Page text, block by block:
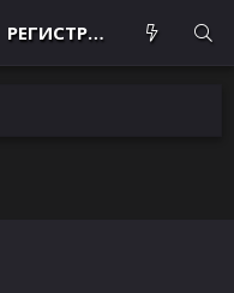
РЕГИСТРАЦИЯ